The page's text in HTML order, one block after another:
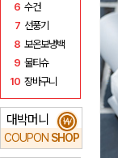
6 수건
7 선풍기
8 보온보냉백
9 물티슈
10 장바구니
대박머니
COUPON SHOP
₩